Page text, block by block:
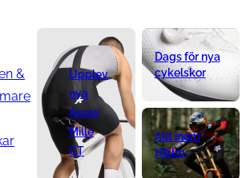
&
Upplev
nya
Assos
Mille
GT
Dags för nya
cykelskor
Allt inom
Hjälm